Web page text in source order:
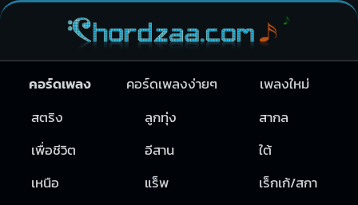
คอร์ดเพลง คอร์ดเพลงง่ายๆ
เพลงใหม่
สตริง
ลูกทุ่ง
สากล
เพื่อชีวิต
อีสาน
ใต้
เหนือ
แร็พ
เร็กเก้/สกา